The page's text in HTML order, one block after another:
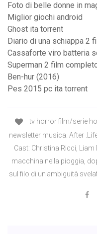
Foto di belle donne in
Miglior giochi android
Ghost ita torrent
Diario di una schiappa 2
Cassaforte viro batteria
Superman 2 film
Ben-hur (2016)
Pes 2015 pc ita torrent
tv horror film/serie
newsletter musica. After
Cast: Christina Ricci,
macchina nella pioggia,
sul filo di un'ambiguità